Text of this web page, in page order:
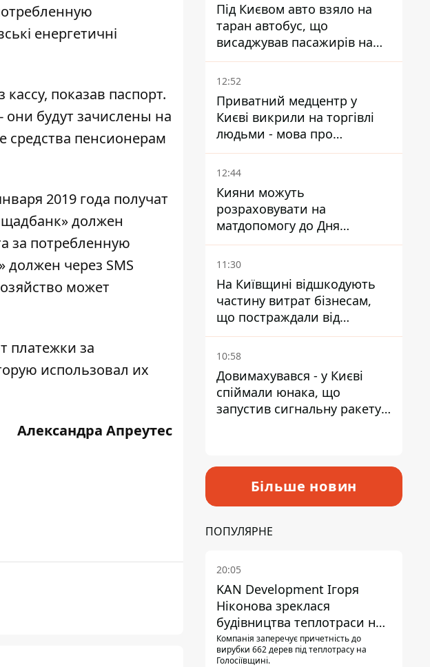
енергетичні
показав паспорт.
они будут зачислены на
средства пенсионерам
2019 года получат
должен
за потребленную
через SMS
может
платежки за
использовал их
Александра Апреутес
Під Києвом авто взяло на
таран автобус, що
висаджував пасажирів на
зупинці - пасажирка в
лікарні
12:52
Приватний медцентр у
Києві викрили на торгівлі
людьми - мова про
сурогатне материнство
12:44
Кияни можуть
розраховувати на
матдопомогу до Дня
незалежності - кому її
дадуть
11:30
На Київщині відшкодують
частину витрат бізнесам,
що постраждали від
прильотів ракет
10:58
Довимахувався - у Києві
спіймали юнака, що
запустив сигнальну ракету,
Більше новин
ПОПУЛЯРНЕ
20:05
KAN Development Ігоря
Ніконова зреклася
будівництва теплотраси на
Теремках
Компанія заперечує причетність до
вирубки 662 дерев під теплотрасу на
Голосіївщині.